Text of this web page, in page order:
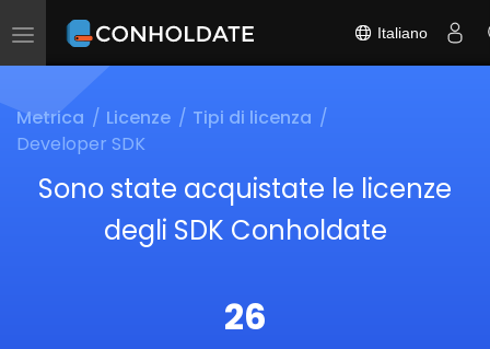
Toggle
Italiano
Metrica Licenze
Tipi di licenza
Developer SDK
Sono state acquistate le licenze
degli SDK Conholdate
26